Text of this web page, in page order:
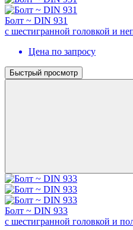
Болт ~ DIN 931
с шестигранной головкой и
Цена по запросу
Быстрый просмотр
Болт ~ DIN 933
с шестигранной головкой и